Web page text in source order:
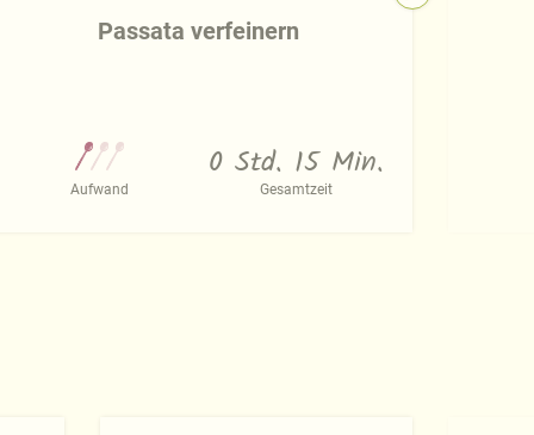
Passata verfeinern
Aufwand
0 Std. 15 Min.
Gesamtzeit